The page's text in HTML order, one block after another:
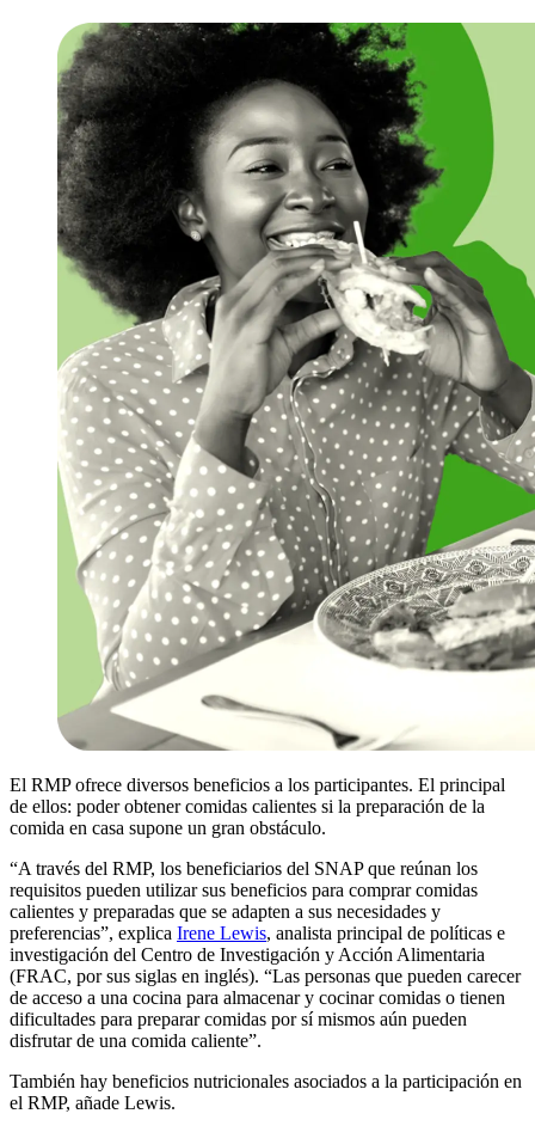
El RMP ofrece diversos beneficios a los participantes. El principal
de ellos: poder obtener comidas calientes si la preparación de la
comida en casa supone un gran obstáculo.
“A través del RMP, los beneficiarios del SNAP que reúnan los
requisitos pueden utilizar sus beneficios para comprar comidas
calientes y preparadas que se adapten a sus necesidades y
preferencias”, explica Irene Lewis, analista principal de políticas e
investigación del Centro de Investigación y Acción Alimentaria
(FRAC, por sus siglas en inglés). “Las personas que pueden carecer
de acceso a una cocina para almacenar y cocinar comidas o tienen
dificultades para preparar comidas por sí mismos aún pueden
disfrutar de una comida caliente”.
También hay beneficios nutricionales asociados a la participación en
el RMP, añade Lewis.